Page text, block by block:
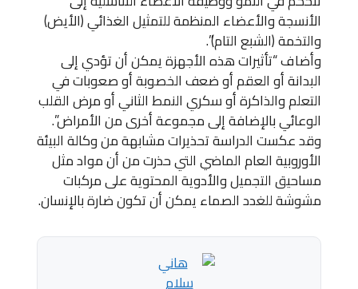
الأنسجة والأعضاء المنظمة للتمثيل الغذائي (الأيض)
والتخمة (الشبع التام)”.
وأضاف “تأثيرات هذه الأجهزة يمكن أن تؤدي إلى
البدانة أو العقم أو ضعف الخصوبة أو صعوبات في
التعلم والذاكرة أو سكري النمط الثاني أو مرض القلب
الوعائي بالإضافة إلى مجموعة أخرى من الأمراض”.
وقد عكست الدراسة تحذيرات مشابهة من وكالة البيئة
الأوروبية العام الماضي التي حذرت من أن مواد مثل
مساحيق التجميل والأدوية المحتوية على مركبات
مشوشة للغدد الصماء يمكن أن تكون ضارة بالإنسان.